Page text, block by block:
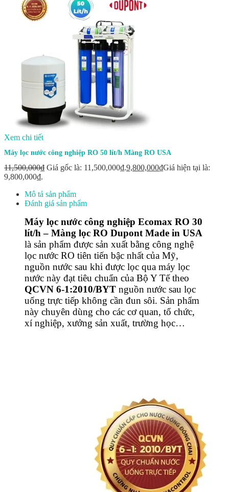
Xem chi tiết
Máy lọc nước công nghiệp RO 50 lít/h Màng RO USA
11,500,000₫ Giá gốc là: 11,500,000₫.9,800,000₫Giá hiện tại là:
9,800,000₫.
Mô tả sản phẩm
Đánh giá sản phẩm
Máy lọc nước công nghiệp Ecomax RO 30
lít/h – Màng lọc RO Dupont Made in USA
là sản phẩm được sản xuất bằng công nghệ
lọc nước RO tiên tiến bậc nhất của Mỹ,
nguồn nước sau khi được lọc qua máy lọc
nước này đạt tiêu chuẩn của Bộ Y Tế theo
QCVN 6-1:2010/BYT nguồn nước sau lọc
uống trực tiếp không cần đun sôi. Sản phẩm
này chuyên dùng cho các cơ quan, tổ chức,
xí nghiệp, xưởng sản xuất, trường học…